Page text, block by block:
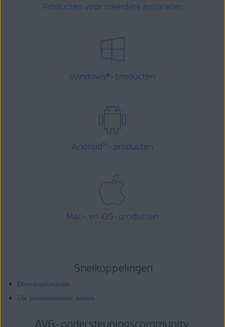
Producten voor meerdere apparaten
Windows® -producten
Android™-producten
Mac- en iOS-producten
Snelkoppelingen
Downloadcentrum
Uw licentienummer zoeken
AVG-ondersteuningscommunity